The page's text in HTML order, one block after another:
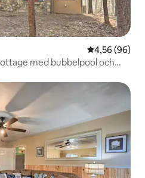
4,56 av 5 i
4,56 (96)
med bubbelpool och